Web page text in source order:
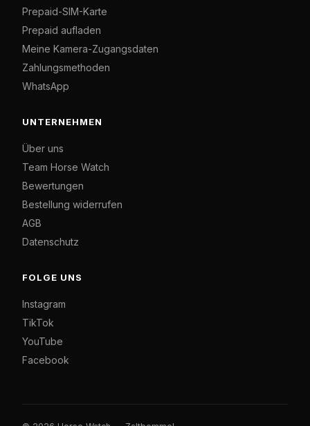
Prepaid-SIM-Karte
Prepaid aufladen
Meine Kamera-Zugangsdaten
Zahlungsmethoden
WhatsApp
UNTERNEHMEN
Über uns
Team Horse Watch
Bewertungen
Bestellung widerrufen
AGB
Datenschutz
FOLGE UNS
Instagram
TikTok
YouTube
Facebook